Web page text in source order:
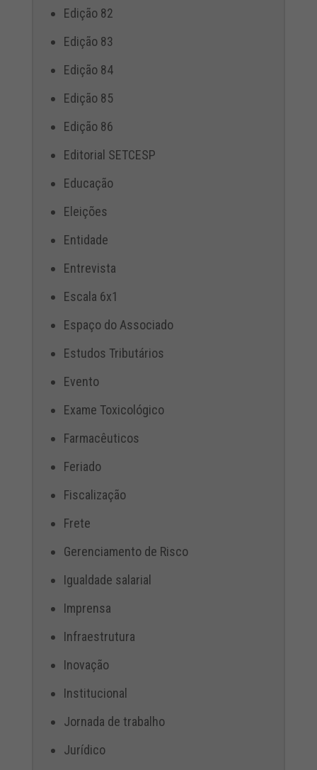
Edição 82
Edição 83
Edição 84
Edição 85
Edição 86
Editorial SETCESP
Educação
Eleições
Entidade
Entrevista
Escala 6x1
Espaço do Associado
Estudos Tributários
Evento
Exame Toxicológico
Farmacêuticos
Feriado
Fiscalização
Frete
Gerenciamento de Risco
Igualdade salarial
Imprensa
Infraestrutura
Inovação
Institucional
Jornada de trabalho
Jurídico